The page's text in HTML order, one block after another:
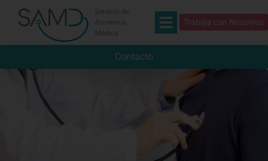
Trabaja con Nosotros
Contacto